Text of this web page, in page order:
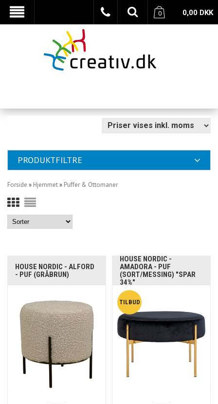
0,00 DKK
0
PRODUKTFILTRE
Forside » Hjemmet» Puffer & Ottomaner
HOUSE NORDIC - ALFORD
- PUF (GRÅBRUN)
HOUSE NORDIC -
AMADORA - PUF
(SORT/MESSING) "SPAR
34%"